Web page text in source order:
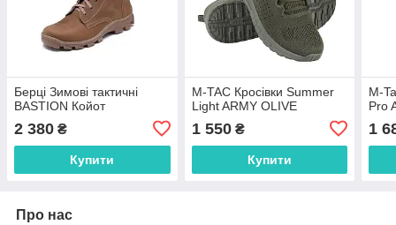
Берці Зимові тактичні
BASTION Койот
2 380 ₴
Купити
M-TAC Кросівки Summer
Light ARMY OLIVE
1 550₴
Купити
M-
Pro
1
Про нас